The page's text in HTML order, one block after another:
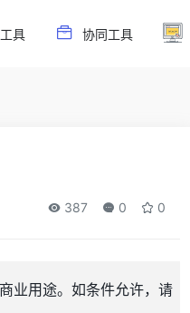
具 协同工具
387 0 0
业用途。如条件允许，请